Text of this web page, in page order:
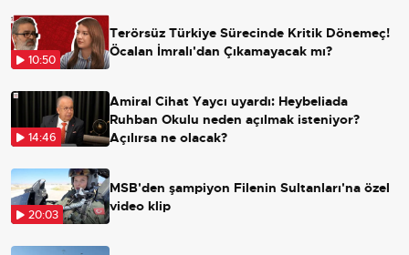
10:50
Terörsüz Türkiye Sürecinde Kritik Dönemeç!
Öcalan İmralı'dan Çıkamayacak mı?
14:46
Amiral Cihat Yaycı uyardı: Heybeliada
Ruhban Okulu neden açılmak isteniyor?
Açılırsa ne olacak?
20:03
MSB'den şampiyon Filenin Sultanları'na özel
video klip